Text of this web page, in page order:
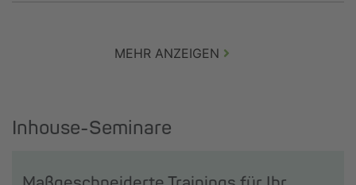
MEHR ANZEIGEN
Inhouse-Seminare